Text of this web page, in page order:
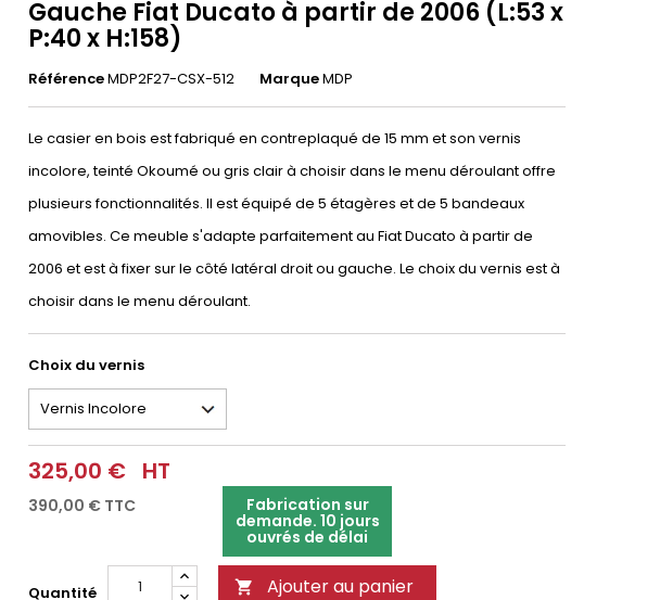
Gauche Fiat Ducato à partir de 2006 (L:53 x
P:40 x H:158)
RéférenceMDP2F27-CSX-512 MarqueMDP
Le casier en bois est fabriqué en contreplaqué de 15 mm et son vernis
incolore, teinté Okoumé ou gris clair à choisir dans le menu déroulant offre
plusieurs fonctionnalités. Il est équipé de 5 étagères et de 5 bandeaux
amovibles. Ce meuble s'adapte parfaitement au Fiat Ducato à partir de
2006 et est à fixer sur le côté latéral droit ou gauche. Le choix du vernis est à
choisir dans le menu déroulant.
Choix du vernis
325,00 € HT
390,00 € TTC Fabrication sur
demande. 10 jours
ouvrés de délai
Quantité  Ajouter au panier